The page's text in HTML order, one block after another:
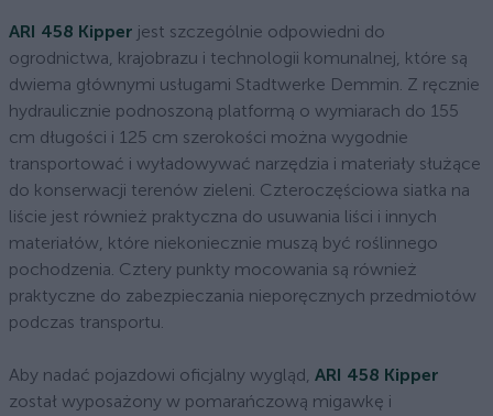
ARI 458 Kipper jest szczególnie odpowiedni do
ogrodnictwa, krajobrazu i technologii komunalnej, które są
dwiema głównymi usługami Stadtwerke Demmin. Z ręcznie
hydraulicznie podnoszoną platformą o wymiarach do 155
cm długości i 125 cm szerokości można wygodnie
transportować i wyładowywać narzędzia i materiały służące
do konserwacji terenów zieleni. Czteroczęściowa siatka na
liście jest również praktyczna do usuwania liści i innych
materiałów, które niekoniecznie muszą być roślinnego
pochodzenia. Cztery punkty mocowania są również
praktyczne do zabezpieczania nieporęcznych przedmiotów
podczas transportu.
Aby nadać pojazdowi oficjalny wygląd, ARI 458 Kipper
został wyposażony w pomarańczową migawkę i